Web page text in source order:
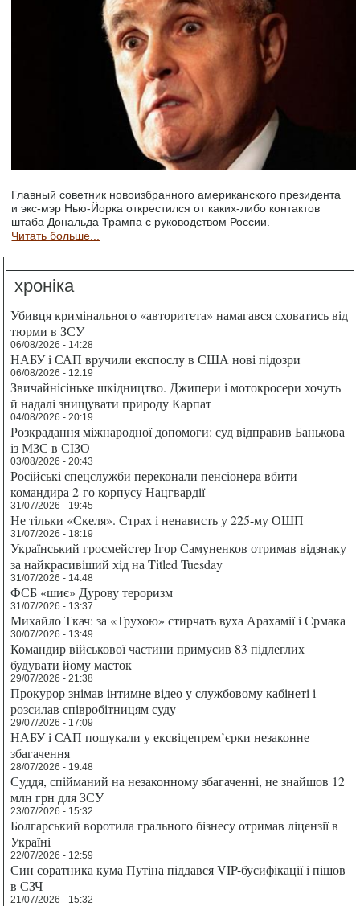
Главный советник новоизбранного американского президента
и экс-мэр Нью-Йорка открестился от каких-либо контактов
штаба Дональда Трампа с руководством России.
Читать больше...
хроніка
Убивця кримінального «авторитета» намагався сховатись від
тюрми в ЗСУ
06/08/2026 - 14:28
НАБУ і САП вручили експослу в США нові підозри
06/08/2026 - 12:19
Звичайнісіньке шкідництво. Джипери і мотокросери хочуть
й надалі знищувати природу Карпат
04/08/2026 - 20:19
Розкрадання міжнародної допомоги: суд відправив Банькова
із МЗС в СІЗО
03/08/2026 - 20:43
Російські спецслужби переконали пенсіонера вбити
командира 2-го корпусу Нацгвардії
31/07/2026 - 19:45
Не тільки «Скеля». Страх і ненависть у 225-му ОШП
31/07/2026 - 18:19
Український гросмейстер Ігор Самуненков отримав відзнаку
за найкрасивіший хід на Titled Tuesday
31/07/2026 - 14:48
ФСБ «шиє» Дурову тероризм
31/07/2026 - 13:37
Михайло Ткач: за «Трухою» стирчать вуха Арахамії і Єрмака
30/07/2026 - 13:49
Командир військової частини примусив 83 підлеглих
будувати йому маєток
29/07/2026 - 21:38
Прокурор знімав інтимне відео у службовому кабінеті і
розсилав співробітницям суду
29/07/2026 - 17:09
НАБУ і САП пошукали у ексвіцепрем’єрки незаконне
збагачення
28/07/2026 - 19:48
Суддя, спійманий на незаконному збагаченні, не знайшов 12
млн грн для ЗСУ
23/07/2026 - 15:32
Болгарський воротила грального бізнесу отримав ліцензії в
Україні
22/07/2026 - 12:59
Син соратника кума Путіна піддався VIP-бусифікації і пішов
в СЗЧ
21/07/2026 - 15:32